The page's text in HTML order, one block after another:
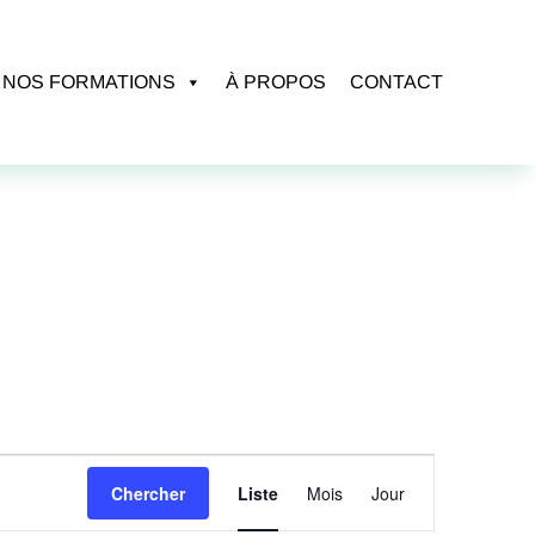
NOS FORMATIONS À PROPOS CONTACT
Chercher
de
Liste Mois Jour